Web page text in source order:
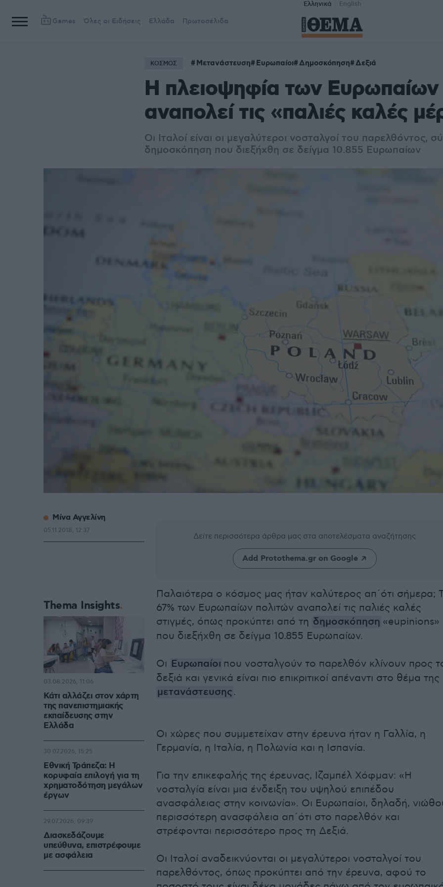
Ελληνικά English
Games Όλες οι Ειδήσεις Ελλάδα Πρωτοσέλιδα
ΚΟΣΜΟΣ Μετανάστευση Ευρωπαίοι Δημοσκόπηση Δεξιά
Η πλειοψηφία των Ευρωπαίων
αναπολεί τις «παλιές καλές
Οι Ιταλοί είναι οι μεγαλύτεροι νοσταλγοί του παρελθόντος,
δημοσκόπηση που διεξήχθη σε δείγμα 10.855 Ευρωπαίων
Δείτε περισσότερα άρθρα μας στα αποτελέσματα αναζήτησης
Add Protothema.gr on Google
Παλαιότερα ο κόσμος μας ήταν καλύτερος απ΄ότι σήμερα;
67% των Ευρωπαίων πολιτών αναπολεί τις παλιές καλές
στιγμές, όπως προκύπτει από τη δημοσκόπηση «eupinions»
που διεξήχθη σε δείγμα 10.855 Ευρωπαίων.
Οι Ευρωπαίοι που νοσταλγούν το παρελθόν κλίνουν προς
δεξιά και γενικά είναι πιο επικριτικοί απέναντι στο θέμα της
μετανάστευσης.
Οι χώρες που συμμετείχαν στην έρευνα ήταν η Γαλλία, η
Γερμανία, η Ιταλία, η Πολωνία και η Ισπανία.
Για την επικεφαλής της έρευνας, Ιζαμπέλ Χόφμαν: «Η
νοσταλγία είναι μια ένδειξη του υψηλού επιπέδου
ανασφάλειας στην κοινωνία». Οι Ευρωπαίοι, δηλαδή,
περισσότερη ανασφάλεια απ΄ότι στο παρελθόν και
στρέφονται περισσότερο προς τη Δεξιά.
Οι Ιταλοί αναδεικνύονται οι μεγαλύτεροι νοσταλγοί του
παρελθόντος, όπως προκύπτει από την έρευνα, αφού το
Μίνα Αγγελίνη
05.11.2018, 12:37
Thema Insights
Κάτι αλλάζει στον χάρτη
της πανεπιστημιακής
εκπαίδευσης στην
Ελλάδα
03.08.2026, 11:06
Εθνική Τράπεζα: Η
κορυφαία επιλογή για τη
χρηματοδότηση μεγάλων
έργων
30.07.2026, 15:25
Διασκεδάζουμε
υπεύθυνα, επιστρέφουμε
με ασφάλεια
29.07.2026, 09:39